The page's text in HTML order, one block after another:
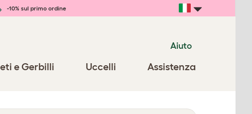
-10% sul primo ordine
Aiuto
e Gerbilli Uccelli Assistenza